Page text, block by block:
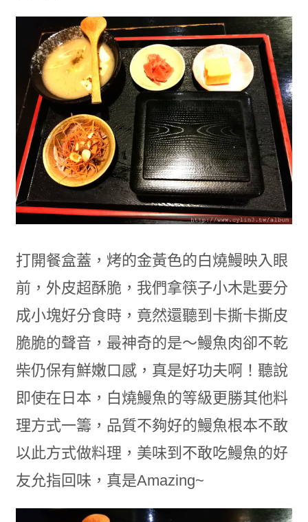
打開餐盒蓋，烤的金黃色的白燒鰻映入眼
前，外皮超酥脆，我們拿筷子小木匙要分
成小塊好分食時，竟然還聽到卡撕卡撕皮
脆脆的聲音，最神奇的是～鰻魚肉卻不乾
柴仍保有鮮嫩口感，真是好功夫啊！聽說
即使在日本，白燒鰻魚的等級更勝其他料
理方式一籌，品質不夠好的鰻魚根本不敢
以此方式做料理，美味到不敢吃鰻魚的好
友允指回味，真是Amazing~